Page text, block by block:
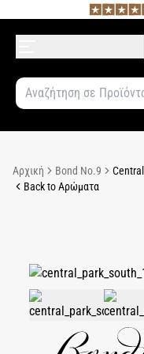
Αρχική Bond No.9
Back to Αρώματα